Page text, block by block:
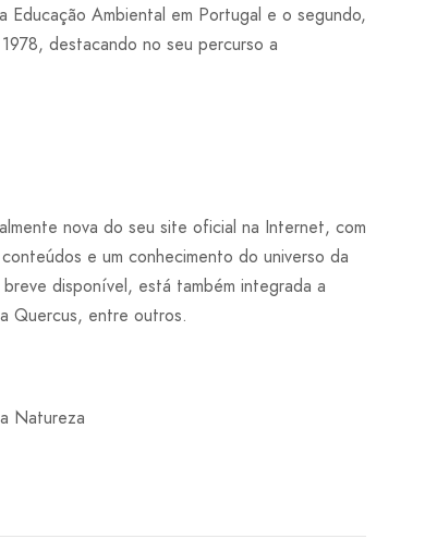
Ambiental em Portugal e o segundo,
destacando no seu percurso a
nova do seu site oficial na Internet, com
e um conhecimento do universo da
disponível, está também integrada a
Quercus, entre outros.
Natureza